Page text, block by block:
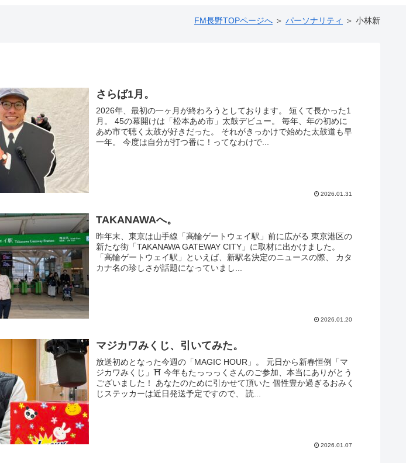
FM長野TOPページへ ＞ パーソナリティ ＞ 小林新
さらば1月。
2026年、最初の一ヶ月が終わろうとしております。 短くて長かった1
月。 45の幕開けは「松本あめ市」太鼓デビュー。 毎年、年の初めに
あめ市で聴く太鼓が好きだった。 それがきっかけで始めた太鼓道も早
一年。 今度は自分が打つ番に！ってなわけで...
2026.01.31
TAKANAWAへ。
昨年末、東京は山手線「高輪ゲートウェイ駅」前に広がる 東京港区の
新たな街「TAKANAWA GATEWAY CITY」に取材に出かけました。
「高輪ゲートウェイ駅」といえば、新駅名決定のニュースの際、 カタ
カナ名の珍しさが話題になっていまし...
2026.01.20
マジカワみくじ、引いてみた。
放送初めとなった今週の「MAGIC HOUR」。 元日から新春恒例「マ
ジカワみくじ」⛩ 今年もたっっっくさんのご参加、本当にありがとう
ございました！ あなたのために引かせて頂いた 個性豊か過ぎるおみく
じステッカーは近日発送予定ですので、 読...
2026.01.07